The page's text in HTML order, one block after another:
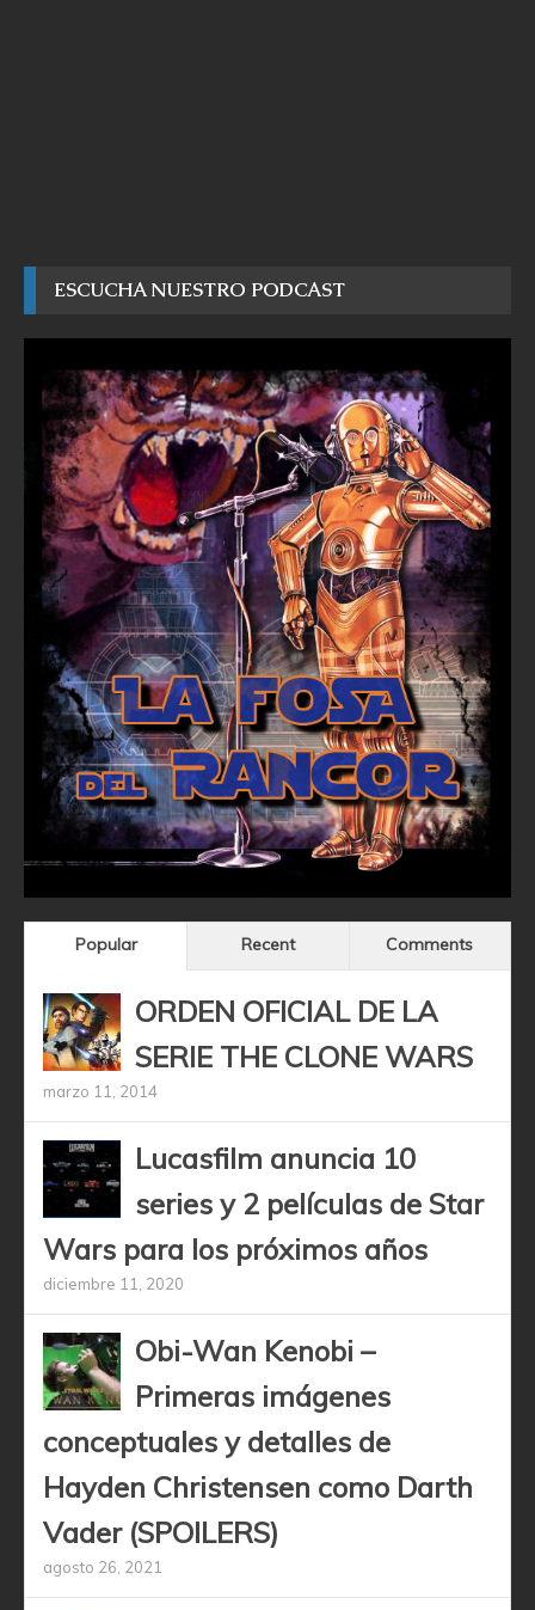
ESCUCHA NUESTRO PODCAST
Popular Recent Comments
ORDEN OFICIAL DE LA
SERIE THE CLONE WARS
marzo 11, 2014
Lucasfilm anuncia 10
series y 2 películas de Star
Wars para los próximos años
diciembre 11, 2020
Obi-Wan Kenobi –
Primeras imágenes
conceptuales y detalles de
Hayden Christensen como Darth
Vader (SPOILERS)
agosto 26, 2021